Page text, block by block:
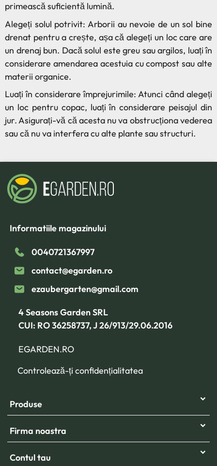
primească suficientă lumină.
Alegeți solul potrivit: Arborii au nevoie de un sol bine
drenat pentru a crește, așa că alegeți un loc care are
un drenaj bun. Dacă solul este greu sau argilos, luați în
considerare amendarea acestuia cu compost sau alte
materii organice.
Luați în considerare împrejurimile: Atunci când alegeți
un loc pentru copac, luați în considerare peisajul din
jur. Asigurați-vă că acesta nu va obstrucționa vederea
sau că nu va interfera cu alte plante sau structuri.
Informatiile magazinului
0040721367997
contact@egarden.ro
ezaubergarten@gmail.com
4 Seasons Garden SRL
CUI: RO 36258737, J 26/913/29.06.2016
EGARDEN.RO
Controlează-ți confidențialitatea
Produse
Firma noastra
Contul tau